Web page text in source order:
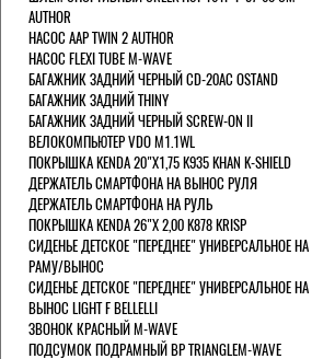
AUTHOR
НАСОС AAP TWIN 2 AUTHOR
НАСОС FLEXI TUBE M-WAVE
БАГАЖНИК ЗАДНИЙ ЧЕРНЫЙ СD-20AC OSTAND
БАГАЖНИК ЗАДНИЙ THINY
БАГАЖНИК ЗАДНИЙ ЧЕРНЫЙ SCREW-ON II
ВЕЛОКОМПЬЮТЕР VDO M1.1WL
ПОКРЫШКА KENDA 20"Х1,75 K935 KHAN K-SHIELD
ДЕРЖАТЕЛЬ СМАРТФОНА НА ВЫНОС РУЛЯ
ДЕРЖАТЕЛЬ СМАРТФОНА НА РУЛЬ
ПОКРЫШКА KENDA 26"Х 2,00 K878 KRISP
СИДЕНЬЕ ДЕТСКОЕ "ПЕРЕДНЕЕ" УНИВЕРСАЛЬНОЕ НА
РАМУ/ВЫНОС
СИДЕНЬЕ ДЕТСКОЕ "ПЕРЕДНЕЕ" УНИВЕРСАЛЬНОЕ НА
ВЫНОС LIGHT F BELLELLI
ЗВОНОК КРАСНЫЙ M-WAVE
ПОДСУМОК ПОДРАМНЫЙ BP TRIANGLEM-WAVE